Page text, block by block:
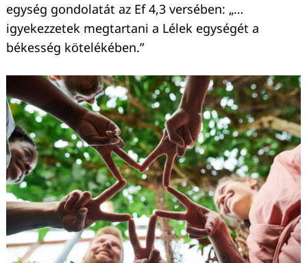
egység gondolatát az Ef 4,3 versében: „…
igyekezzetek megtartani a Lélek egységét a
békesség kötelékében.”